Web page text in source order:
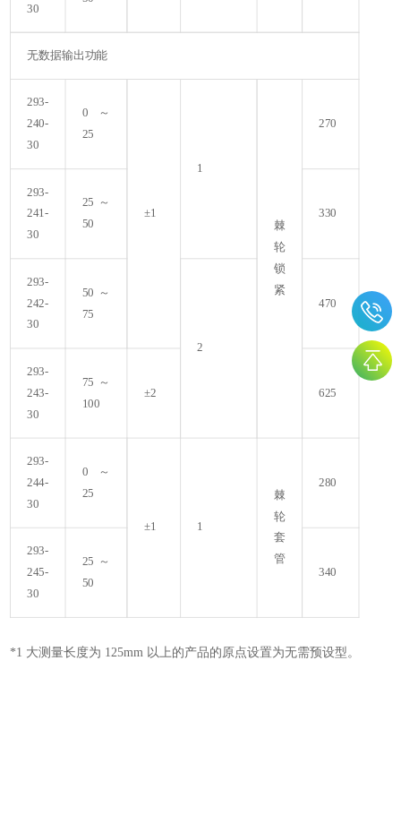
30
无数据输出功能
293-
240-
30
0～
25
±1
1
棘
轮
锁
紧
270
293-
241-
30
25～
50
330
293-
242-
30
50～
75
2
470
293-
243-
30
75～
100
±2 625
293-
244-
30
0～
25
±1 1
棘
轮
套
管
280
293-
245-
30
25～
50
340
*1 大测量长度为 125mm 以上的产品的原点设置为无需预设型。